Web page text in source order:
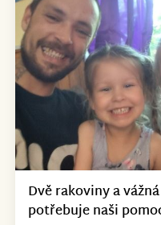
Dvě rakoviny a
potřebuje naši